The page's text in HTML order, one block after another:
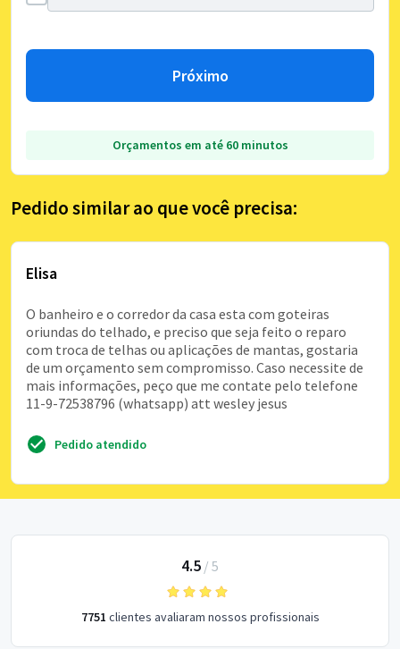
Próximo
Orçamentos em até 60 minutos
Pedido similar ao que você precisa:
Elisa
O banheiro e o corredor da casa esta com goteiras
oriundas do telhado, e preciso que seja feito o reparo
com troca de telhas ou aplicações de mantas, gostaria
de um orçamento sem compromisso. Caso necessite de
mais informações, peço que me contate pelo telefone
11-9-72538796 (whatsapp) att wesley jesus
Pedido atendido
4.5 / 5
7751 clientes avaliaram nossos profissionais